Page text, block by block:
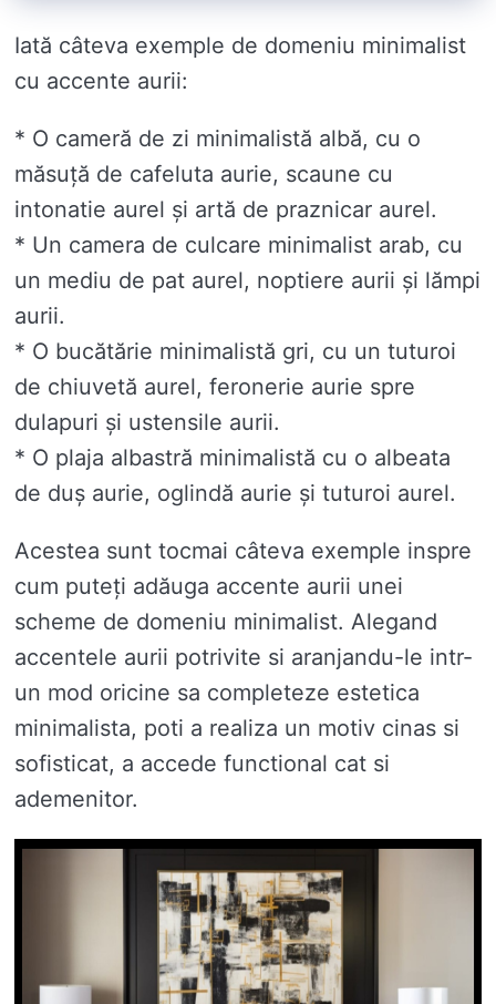
Iată câteva exemple de domeniu minimalist
cu accente aurii:
* O cameră de zi minimalistă albă, cu o
măsuță de cafeluta aurie, scaune cu
intonatie aurel și artă de praznicar aurel.
* Un camera de culcare minimalist arab, cu
un mediu de pat aurel, noptiere aurii și lămpi
aurii.
* O bucătărie minimalistă gri, cu un tuturoi
de chiuvetă aurel, feronerie aurie spre
dulapuri și ustensile aurii.
* O plaja albastră minimalistă cu o albeata
de duș aurie, oglindă aurie și tuturoi aurel.
Acestea sunt tocmai câteva exemple inspre
cum puteți adăuga accente aurii unei
scheme de domeniu minimalist. Alegand
accentele aurii potrivite si aranjandu-le intr-
un mod oricine sa completeze estetica
minimalista, poti a realiza un motiv cinas si
sofisticat, a accede functional cat si
ademenitor.